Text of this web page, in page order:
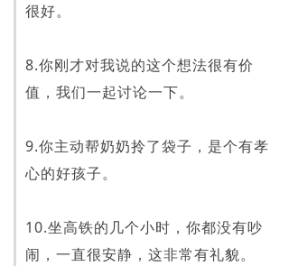
很好。
8.你刚才对我说的这个想法很有价
值，我们一起讨论一下。
9.你主动帮奶奶拎了袋子，是个有孝
心的好孩子。
10.坐高铁的几个小时，你都没有吵
闹，一直很安静，这非常有礼貌。